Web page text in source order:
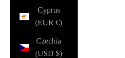
Cyprus
(EUR €)
Czechia
(USD $)